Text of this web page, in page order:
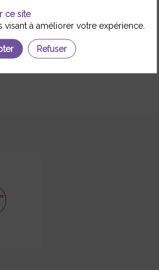
et équivalent
ce site
à améliorer votre expérience.
Refuser